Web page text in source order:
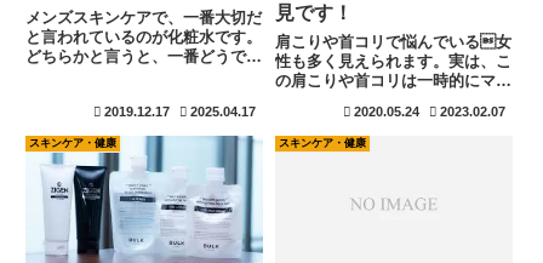
メンズスキンケアで、一番大切だ
と言われているのが化粧水です。
どちらかと言うと、一番どうでも
選ぶ上で、損をしない選びかたを
考えて見ましょう。ポイントにな
るのが保湿効果です。
2019.12.17 2025.04.17
見です！
肩こりや首コリで悩んでいる女
性も多く見えられます。実は、こ
の肩こりや首コリは一時的にマッ
ます。原因を治す事が必要です
が、意外と簡単にケアーできます
ましょう。
2020.05.24 2023.02.07
スキンケア・健康 スキンケア・健康